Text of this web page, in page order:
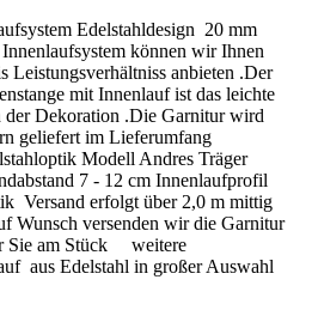
Edelstahldesign 20 mm
können wir Ihnen
Leistungsverhältniss anbieten .Der
mit Innenlauf ist das leichte
der Dekoration .Die Garnitur wird
geliefert im Lieferumfang
Modell Andres Träger
7 - 12 cm Innenlaufprofil
Versand erfolgt über 2,0 m mittig
Wunsch versenden wir die Garnitur
Sie am Stück weitere
aus Edelstahl in großer Auswahl